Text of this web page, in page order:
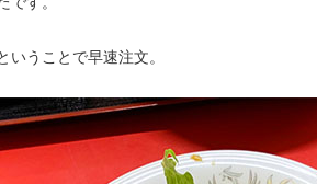
うことで早速注文。